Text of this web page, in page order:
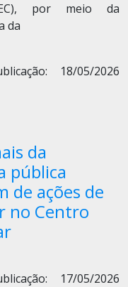
por meio da
da
18/05/2026
da
pública
de ações de
no Centro
17/05/2026